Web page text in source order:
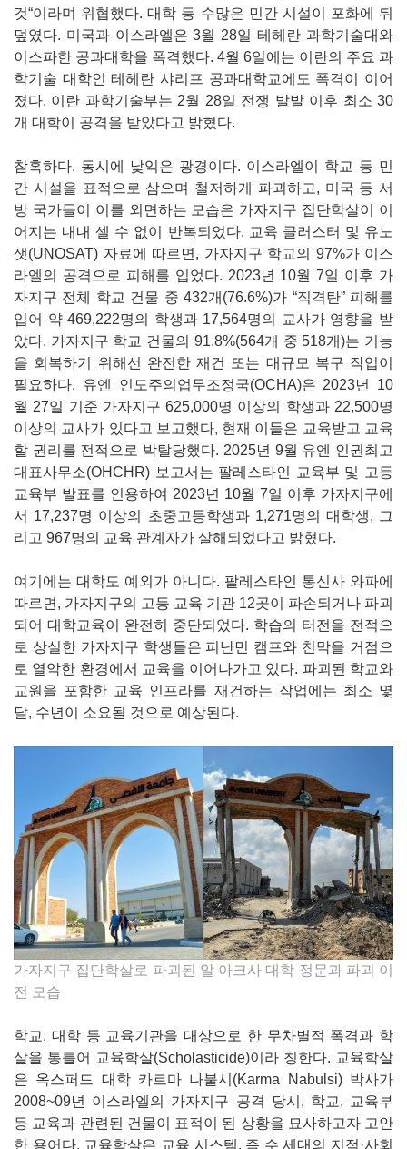
것“이라며 위협했다. 대학 등 수많은 민간 시설이 포화에 뒤
덮였다. 미국과 이스라엘은 3월 28일 테헤란 과학기술대와
이스파한 공과대학을 폭격했다. 4월 6일에는 이란의 주요 과
학기술 대학인 테헤란 샤리프 공과대학교에도 폭격이 이어
졌다. 이란 과학기술부는 2월 28일 전쟁 발발 이후 최소 30
개 대학이 공격을 받았다고 밝혔다.
참혹하다. 동시에 낯익은 광경이다. 이스라엘이 학교 등 민
간 시설을 표적으로 삼으며 철저하게 파괴하고, 미국 등 서
방 국가들이 이를 외면하는 모습은 가자지구 집단학살이 이
어지는 내내 셀 수 없이 반복되었다. 교육 클러스터 및 유노
샛(UNOSAT) 자료에 따르면, 가자지구 학교의 97%가 이스
라엘의 공격으로 피해를 입었다. 2023년 10월 7일 이후 가
자지구 전체 학교 건물 중 432개(76.6%)가 “직격탄” 피해를
입어 약 469,222명의 학생과 17,564명의 교사가 영향을 받
았다. 가자지구 학교 건물의 91.8%(564개 중 518개)는 기능
을 회복하기 위해선 완전한 재건 또는 대규모 복구 작업이
필요하다. 유엔 인도주의업무조정국(OCHA)은 2023년 10
월 27일 기준 가자지구 625,000명 이상의 학생과 22,500명
이상의 교사가 있다고 보고했다, 현재 이들은 교육받고 교육
할 권리를 전적으로 박탈당했다. 2025년 9월 유엔 인권최고
대표사무소(OHCHR) 보고서는 팔레스타인 교육부 및 고등
교육부 발표를 인용하여 2023년 10월 7일 이후 가자지구에
서 17,237명 이상의 초중고등학생과 1,271명의 대학생, 그
리고 967명의 교육 관계자가 살해되었다고 밝혔다.
여기에는 대학도 예외가 아니다. 팔레스타인 통신사 와파에
따르면, 가자지구의 고등 교육 기관 12곳이 파손되거나 파괴
되어 대학교육이 완전히 중단되었다. 학습의 터전을 전적으
로 상실한 가자지구 학생들은 피난민 캠프와 천막을 거점으
로 열악한 환경에서 교육을 이어나가고 있다. 파괴된 학교와
교원을 포함한 교육 인프라를 재건하는 작업에는 최소 몇
달, 수년이 소요될 것으로 예상된다.
가자지구 집단학살로 파괴된 알 아크사 대학 정문과 파괴 이
전 모습
학교, 대학 등 교육기관을 대상으로 한 무차별적 폭격과 학
살을 통틀어 교육학살(Scholasticide)이라 칭한다. 교육학살
은 옥스퍼드 대학 카르마 나불시(Karma Nabulsi) 박사가
2008~09년 이스라엘의 가자지구 공격 당시, 학교, 교육부
등 교육과 관련된 건물이 표적이 된 상황을 묘사하고자 고안
한 용어다. 교육학살은 교육 시스템, 즉 수 세대의 지적·사회